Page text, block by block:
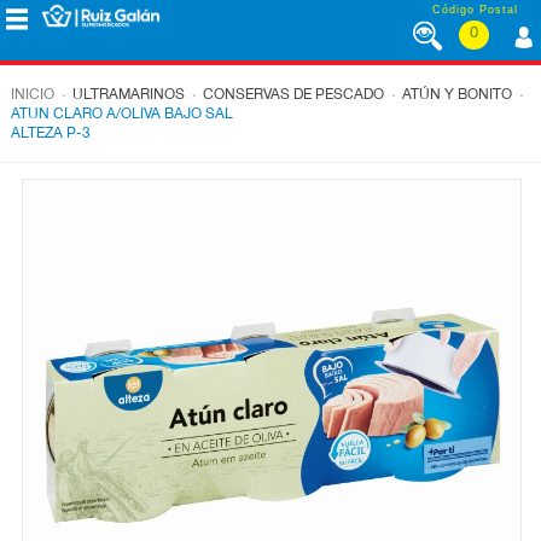
Saltar al contenido Código Postal
0
CORPORATIVO
LÁCTEOS
CONGELADOS
INICIO . ULTRAMARINOS . CONSERVAS DE PESCADO . ATÚN Y BONITO .
ATUN CLARO A/OLIVA BAJO SAL
ALTEZA P-3